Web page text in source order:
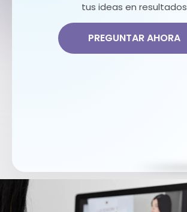
tus ideas en resultados
PREGUNTAR AHORA